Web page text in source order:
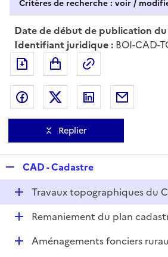
Critères de recherche : voir /
Date de début de publication du
Identifiant juridique : BOI-CAD-
Exporter le document au
Partager sur Facebook
Partager sur Twitter
Partager sur
Replier
e
p
l
i
e
CAD - Cadastre
D
é
Travaux topographiques du
D
p
Remaniement du plan
DAménagements fonciers